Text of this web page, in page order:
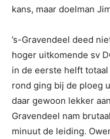
kans, maar doelman
’s-Gravendeel deed
hoger uitkomende sv
in de eerste helft
rond ging bij de ploeg
daar gewoon lekker
Gravendeel nam
minuut de leiding.